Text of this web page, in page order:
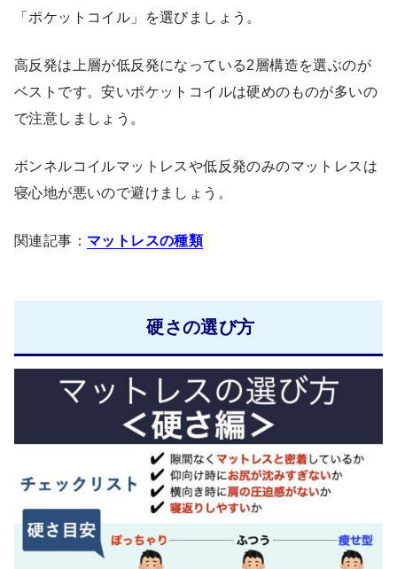
「ポケットコイル」を選びましょう。
高反発は上層が低反発になっている2層構造を選ぶのが
ベストです。安いポケットコイルは硬めのものが多いの
で注意しましょう。
ボンネルコイルマットレスや低反発のみのマットレスは
寝心地が悪いので避けましょう。
関連記事： マットレスの種類
硬さの選び方